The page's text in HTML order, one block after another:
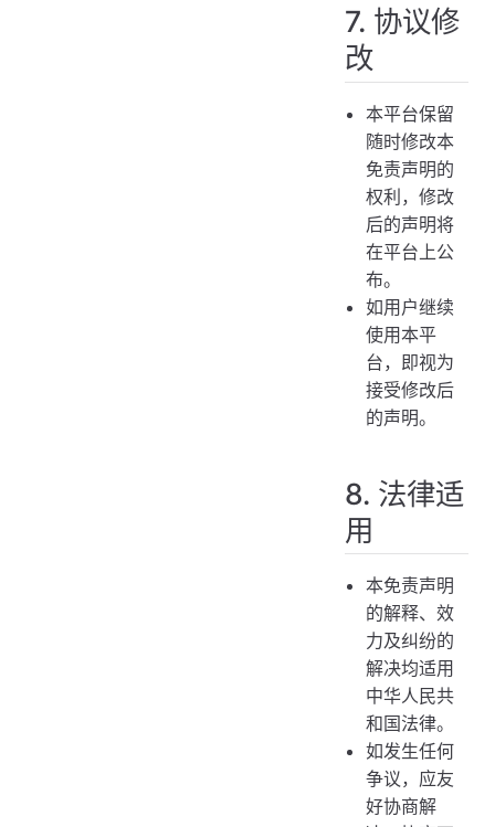
7. 协议修
改
本平台保留
随时修改本
免责声明的
权利，修改
后的声明将
在平台上公
布。
如用户继续
使用本平
台，即视为
接受修改后
的声明。
8. 法律适
用
本免责声明
的解释、效
力及纠纷的
解决均适用
中华人民共
和国法律。
如发生任何
争议，应友
好协商解